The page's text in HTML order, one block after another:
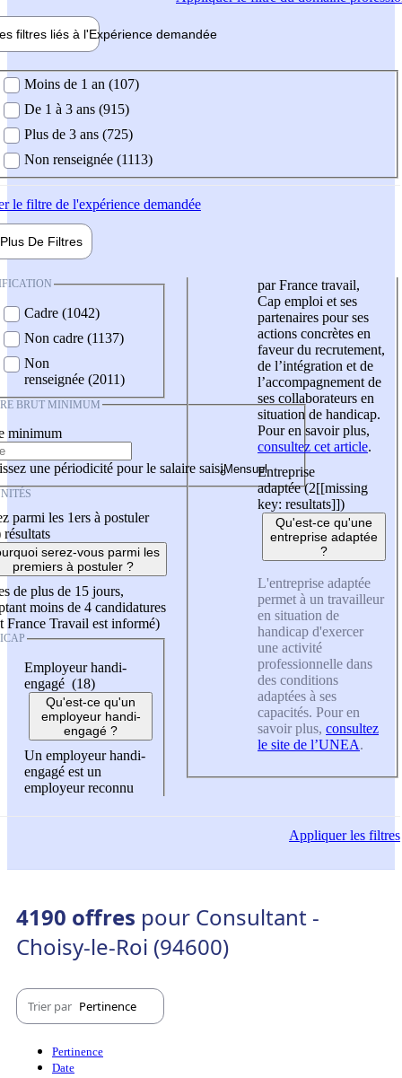
filtres liés à l'Expérience demandée
demandée
Moins de 1 an (107)
De 1 à 3 ans (915)
Plus de 3 ans (725)
Non renseignée (1113)
le filtre de l'expérience demandée
Plus De Filtres
Cadre (1042)
Non cadre (1137)
Non
renseignée (2011)
BRUT MINIMUM
minimum
une périodicité pour le salaire saisi
parmi les 1ers à postuler
résultats
serez-vous parmi les
premiers à postuler ?
de plus de 15 jours,
moins de 4 candidatures
France Travail est informé)
Employeur handi-
engagé (18)
Qu'est-ce qu'un
employeur handi-
engagé ?
Un employeur handi-
engagé est un
employeur reconnu
par France travail,
Cap emploi et ses
partenaires pour ses
actions concrètes en
faveur du recrutement,
de l’intégration et de
l’accompagnement de
ses collaborateurs en
situation de handicap.
Pour en savoir plus,
consultez cet article.
Entreprise
adaptée (2[[missing
key: resultats]])
Qu'est-ce qu'une
entreprise adaptée
?
L'entreprise adaptée
permet à un travailleur
en situation de
handicap d'exercer
une activité
professionnelle dans
des conditions
adaptées à ses
capacités. Pour en
savoir plus, consultez
le site de l’UNEA.
Appliquerles filtres
4190 offres pour Consultant -
Choisy-le-Roi (94600)
Trier par Pertinence
Pertinence
Date